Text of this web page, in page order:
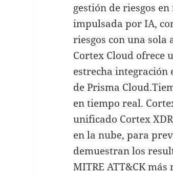
gestión de riesgos
impulsada por IA,
riesgos con una sola
Cortex Cloud ofrece
estrecha integración
de Prisma
en tiempo real.
unificado Cortex
en la nube, para
demuestran los
MITRE ATT&CK